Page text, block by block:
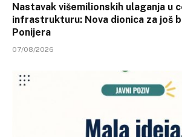
Nastavak višemilionskih ulaganja u
infrastrukturu: Nova dionica za još
Ponijera
07/08/2026